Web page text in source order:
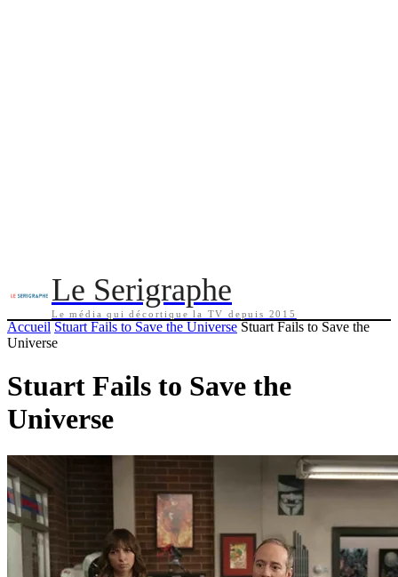
Le Serigraphe
Le média qui décortique la TV depuis 2015
Accueil Stuart Fails to Save the Universe Stuart Fails to Save the
Universe
Stuart Fails to Save the
Universe